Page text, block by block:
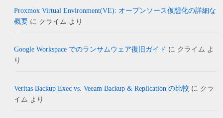
Proxmox Virtual Environment(VE): オープンソース仮想化の詳細な
概要 に クライム より
Google Workspace でのランサムウェア復旧ガイド に クライム よ
り
Veritas Backup Exec vs. Veeam Backup & Replication の比較 に クラ
イム より